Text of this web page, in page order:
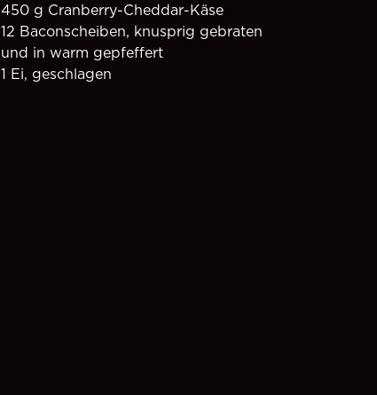
450 g Cranberry-Cheddar-Käse
12 Baconscheiben, knusprig gebraten
und in warm gepfeffert
1 Ei, geschlagen